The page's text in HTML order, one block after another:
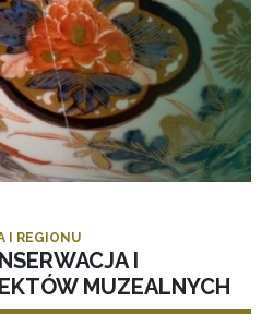
I REGIONU
I
MUZEALNYCH